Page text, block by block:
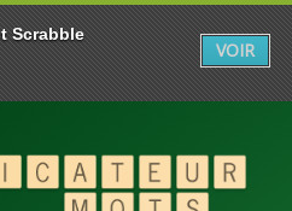
Scrabble
VOIR